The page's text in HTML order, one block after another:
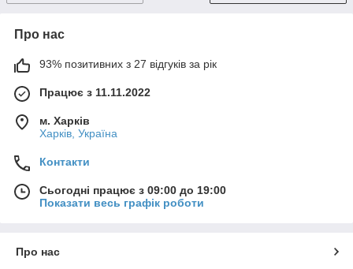
Про нас
93% позитивних з 27 відгуків за рік
Працює з 11.11.2022
м. Харків
Харків, Україна
Контакти
Сьогодні працює з 09:00 до 19:00
Показати весь графік роботи
Про нас